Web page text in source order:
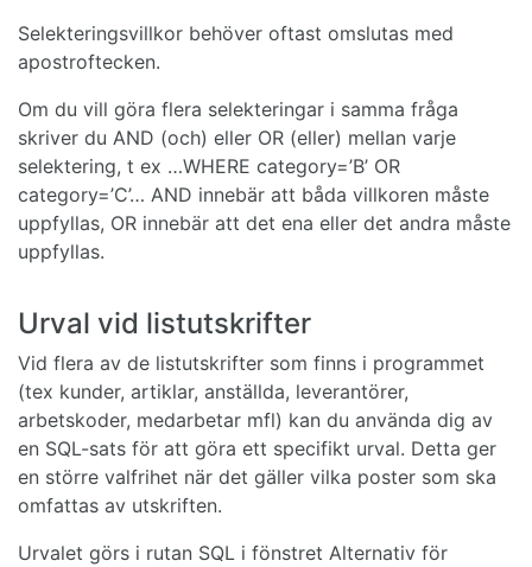
Selekteringsvillkor behöver oftast omslutas med
apostroftecken.
Om du vill göra flera selekteringar i samma fråga
skriver du AND (och) eller OR (eller) mellan varje
selektering, t ex …WHERE category=’B’ OR
category=’C’… AND innebär att båda villkoren måste
uppfyllas, OR innebär att det ena eller det andra måste
uppfyllas.
Urval vid listutskrifter
Vid flera av de listutskrifter som finns i programmet
(tex kunder, artiklar, anställda, leverantörer,
arbetskoder, medarbetar mfl) kan du använda dig av
en SQL-sats för att göra ett specifikt urval. Detta ger
en större valfrihet när det gäller vilka poster som ska
omfattas av utskriften.
Urvalet görs i rutan SQL i fönstret Alternativ för